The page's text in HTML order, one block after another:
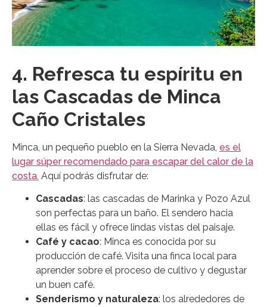
4. Refresca tu espíritu en
las Cascadas de Minca
Caño Cristales
Minca, un pequeño pueblo en la Sierra Nevada, es el
lugar súper recomendado para escapar del calor de la
costa. Aquí podrás disfrutar de:
Cascadas: las cascadas de Marinka y Pozo Azul
son perfectas para un baño. El sendero hacia
ellas es fácil y ofrece lindas vistas del paisaje.
Café y cacao: Minca es conocida por su
producción de café. Visita una finca local para
aprender sobre el proceso de cultivo y degustar
un buen café.
Senderismo y naturaleza: los alrededores de